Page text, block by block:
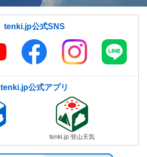
tenki.jp公式SNS
tenki.jp公式アプリ
tenki.jp 登山天気